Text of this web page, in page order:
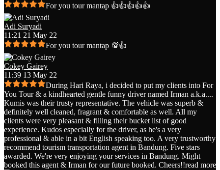
For you tour mantap 👍👍👍👍👍
Adi Suryadi
11:21 21 May 22
For you tour mantap 💯👍
Cokey Gairey
11:39 13 May 22
During Hari Raya, i decided to put my clients into For
You Tour & a kindhearted gentle funny driver named Irman a.k.a....
Kumis was their trusty representative. The vehicle was superb &
definitely well cleaned, fragrant & comfortable as well. All my
clients were very pleasant & filling their bucket list of good
experience. Kudos especially for the driver, as he's a very
professional & able in a bit English speaking too. A very trustworthy
recommend tourism transportation agent in Bandung. Five stars
awarded. We're very enjoying your services in Bandung. Might
booked this agent & Irman for our future booked. Cheers!!read more